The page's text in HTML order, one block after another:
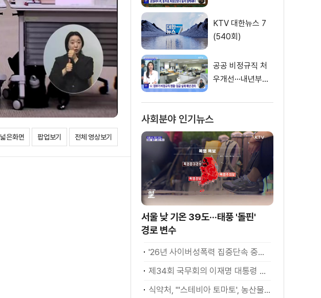
넓은화면 팝업보기 전체 영상보기
KTV 대한뉴스 7
(540회)
공공 비정규직 처
우개선···내년부터
스의 맥]
사회분야 인기뉴스
서울 낮 기온 39도···태풍 '돌핀'
경로 변수
'26년 사이버성폭력 집중단속 중간성과 발표···향후 추진계획은?
제34회 국무회의 이재명 대통령 모두발언
식약처, "'스테비아 토마토', 농산물 아닌 가공식품"